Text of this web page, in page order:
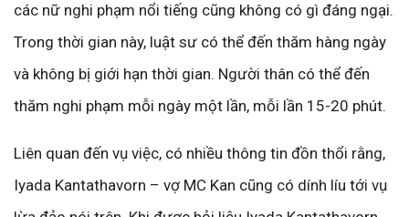
các nữ nghi phạm nổi tiếng cũng không có gì đáng ngại.
Trong thời gian này, luật sư có thể đến thăm hàng ngày
và không bị giới hạn thời gian. Người thân có thể đến
thăm nghi phạm mỗi ngày một lần, mỗi lần 15-20 phút.
Liên quan đến vụ việc, có nhiều thông tin đồn thổi rằng,
Iyada Kantathavorn – vợ MC Kan cũng có dính líu tới vụ